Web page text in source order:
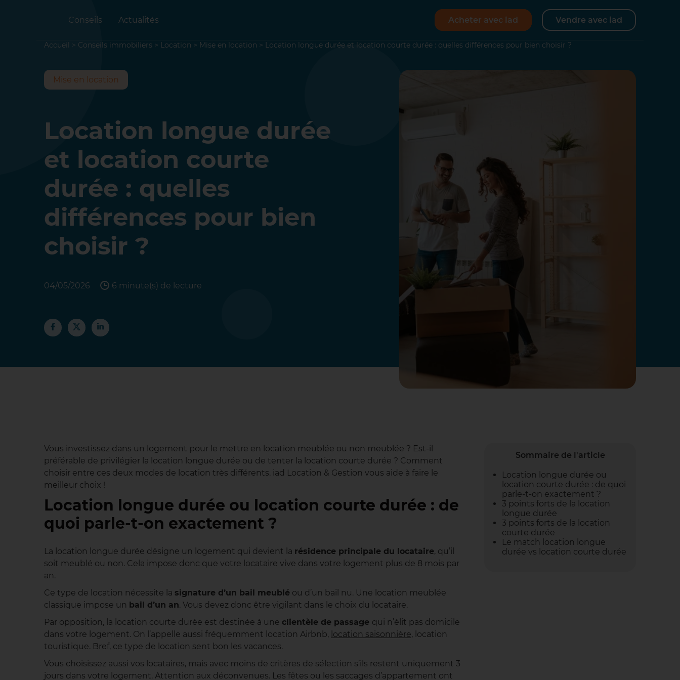
Conseils Actualités Acheter avec iad Vendre avec iad
Accueil > Conseils immobiliers > Location > Mise en location > Location longue durée et location courte durée : quelles différences pour bien choisir ?
Location longue durée
et location courte
durée : quelles
différences pour bien
choisir ?
04/05/2026 6 minute(s) de lecture
Mise en location
Vous investissez dans un logement pour le mettre en location meublée ou non meublée ? Est-il
préférable de privilégier la location longue durée ou de tenter la location courte durée ? Comment
choisir entre ces deux modes de location très différents. iad Location & Gestion vous aide à faire le
meilleur choix !
Location longue durée ou location courte durée : de
quoi parle-t-on exactement ?
La location longue durée désigne un logement qui devient la résidence principale du locataire, qu’il
soit meublé ou non. Cela impose donc que votre locataire vive dans votre logement plus de 8 mois par
an.
Ce type de location nécessite la signature d’un bail meublé ou d’un bail nu. Une location meublée
classique impose un bail d’un an. Vous devez donc être vigilant dans le choix du locataire.
Par opposition, la location courte durée est destinée à une clientèle de passage qui n’élit pas domicile
dans votre logement. On l’appelle aussi fréquemment location Airbnb, location saisonnière, location
touristique. Bref, ce type de location sent bon les vacances.
Vous choisissez aussi vos locataires, mais avec moins de critères de sélection s’ils restent uniquement 3
jours dans votre logement. Attention aux déconvenues. Les fêtes ou les saccages d’appartement ont
Sommaire de l'article
Location longue durée ou
location courte durée : de quoi
parle-t-on exactement ?
3 points forts de la location
longue durée
3 points forts de la location
courte durée
Le match location longue
durée vs location courte durée